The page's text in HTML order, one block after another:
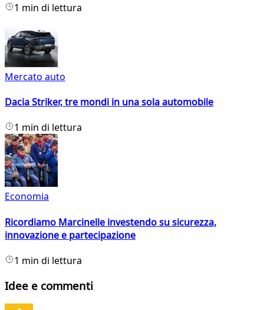
1 min di lettura
Mercato auto
Dacia Striker, tre mondi in una sola automobile
1 min di lettura
Economia
Ricordiamo Marcinelle investendo su sicurezza,
innovazione e partecipazione
1 min di lettura
Idee e commenti